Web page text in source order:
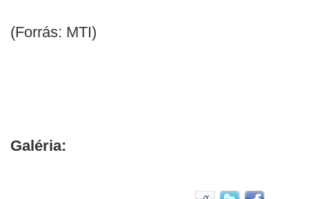
(Forrás: MTI)
Galéria: